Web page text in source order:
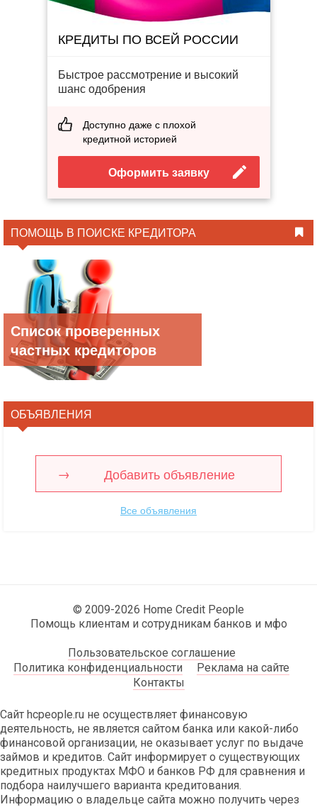
КРЕДИТЫ ПО ВСЕЙ РОССИИ
Быстрое рассмотрение и высокий
шанс одобрения
Доступно даже с плохой
кредитной историей
Оформить заявку
ПОМОЩЬ В ПОИСКЕ КРЕДИТОРА
Список проверенных
частных кредиторов
ОБЪЯВЛЕНИЯ
Добавить объявление
Все объявления
© 2009-2026 Home Credit People
Помощь клиентам и сотрудникам банков и мфо
Пользовательское соглашение
Политика конфиденциальности
Реклама на сайте
Контакты
Сайт hcpeople.ru не осуществляет финансовую
деятельность, не является сайтом банка или какой-либо
финансовой организации, не оказывает услуг по выдаче
займов и кредитов. Сайт информирует о существующих
кредитных продуктах МФО и банков РФ для сравнения и
подбора наилучшего варианта кредитования.
Информацию о владельце сайта можно получить через